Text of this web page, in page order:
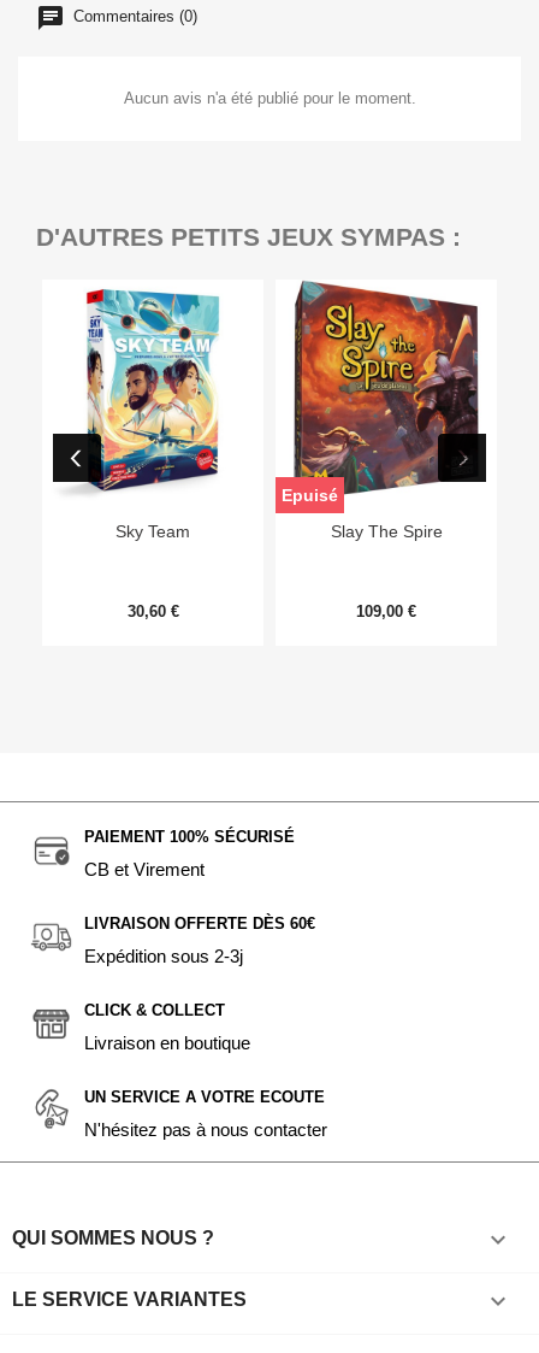
Commentaires (0)
Aucun avis n'a été publié pour le moment.
D'AUTRES PETITS JEUX SYMPAS :
Sky Team
30,60 €
Slay The Spire
109,00 €
Epuisé
PAIEMENT 100% SÉCURISÉ
CB et Virement
LIVRAISON OFFERTE DÈS 60€
Expédition sous 2-3j
CLICK & COLLECT
Livraison en boutique
UN SERVICE A VOTRE ECOUTE
N'hésitez pas à nous contacter
QUI SOMMES NOUS ? 
LE SERVICE VARIANTES 